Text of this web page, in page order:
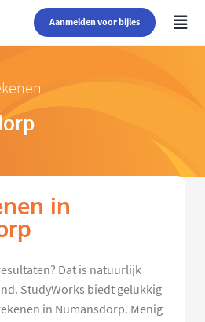
Aanmelden voor bijles
in
Dat is natuurlijk
StudyWorks biedt gelukkig
in Numansdorp. Menig